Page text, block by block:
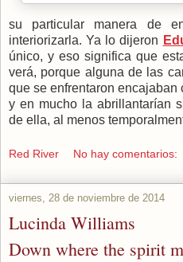
su particular manera de
interiorizarla. Ya lo dijeron
único, y eso significa que
verá, porque alguna de las
que se enfrentaron encajaban
y en mucho la abrillantarían
de ella, al menos
Red River No hay comentarios:
viernes, 28 de noviembre de 2014
Lucinda Williams
Down where the spirit